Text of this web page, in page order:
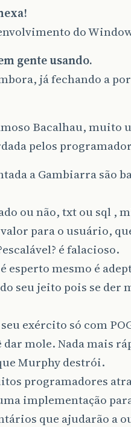
do
gente usando.
já fechando a
Bacalhau, muito
pelos
a Gambiarra são
ou não, txt ou sql ,
para o usuário,
é falacioso.
esperto mesmo é
seu jeito pois se der
exército só com
mole. Nada mais
Murphy destrói.
programadores
implementação
que ajudarão a